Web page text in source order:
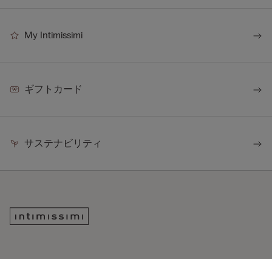
My Intimissimi
ギフトカード
サステナビリティ